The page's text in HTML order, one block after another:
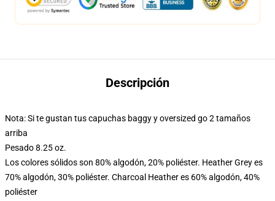
Descripción
Nota: Si te gustan tus capuchas baggy y oversized go 2 tamaños
arriba
Pesado 8.25 oz.
Los colores sólidos son 80% algodón, 20% poliéster. Heather Grey es
70% algodón, 30% poliéster. Charcoal Heather es 60% algodón, 40%
poliéster